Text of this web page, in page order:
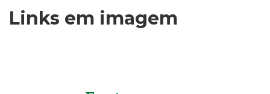
Links em imagem